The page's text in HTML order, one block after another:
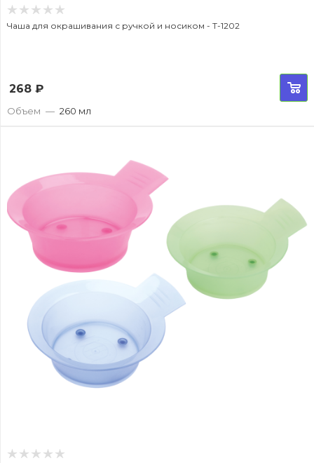
Чаша для окрашивания с ручкой и носиком - T-1202
268 ₽
Объем — 260 мл